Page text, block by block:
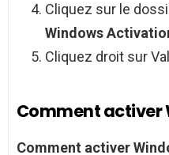
Cliquez sur le
Windows
Cliquez droit sur
Comment activer
Comment activer